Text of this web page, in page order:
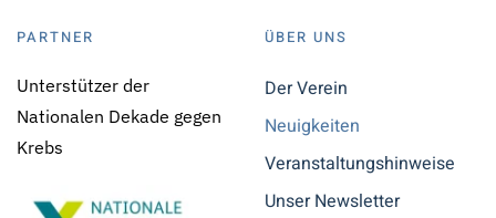
PARTNER
Unterstützer der
Nationalen Dekade gegen
Krebs
ÜBER UNS
Der Verein
Neuigkeiten
Veranstaltungshinweise
Unser Newsletter